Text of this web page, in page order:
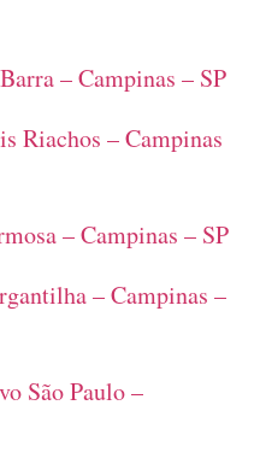
– Campinas – SP
Riachos – Campinas
– Campinas – SP
– Campinas –
São Paulo –